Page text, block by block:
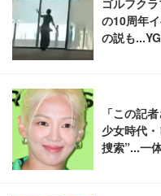
Sezlife オフ
ワーク チェ
能 人間工学
ワーク チェ
能 人間工学
レスト 3Dヘ
￥7,680
【純正品】
フック付き
ー フルHD
ort/VGA ス
応
￥15,800
ネオ・ルー
り 単品
限定】
超厚型 お徳
￥3,670